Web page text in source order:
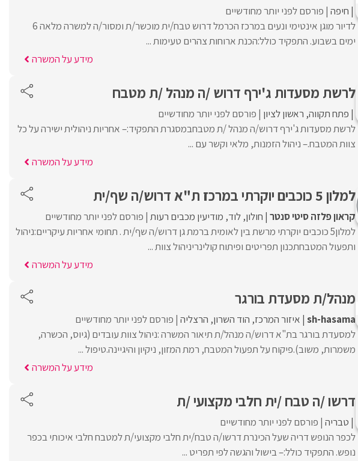
חיפה פורסם לפני יותר מחודשיים
לדיור מוגן אינטימי ונעים במרכז הכרמל דרוש טבח/ית מוכשר/ת ומסור/ה למשרה מלאה 6
ימים בשבוע. התפקיד כולל:הכנת ארוחות צהרים טעימות ...
מידע על המשרה
לרשת מסעדות ג'ירף דרוש /ה מנהל /ת מטבח
פתח תקווה ראשון לציון פורסם לפני יותר מחודשיים
לרשת מסעדות ג'ירף דרוש/ה מנהל /ת מטבחבמסגרת התפקיד:– אחריות ניהולית ישירה על כל
צוות המטבח.– ניהול הזמנות, מלאי וקשר עם ...
מידע על המשרה
למלון 5 כוכבים יוקרתי במרכז ת"א דרוש/ה שף/ית
קראון פלזה סיטי סנטר חולון לוד מודיעין מכבים רעות פורסם לפני יותר מחודשיים
למלון5 כוכבים יוקרתי מרשת בין לאומית ברמת גן דרוש/ה שף/ית . תחומי אחריות עיקריים:ניהול
ותפעול המטבחתכנון תפריטים ופיתוח קולינריניהול צוות ...
מידע על המשרה
מנהל/ת מסעדת בורגר
sh-hasama איזור המרכז הוד השרון הרצליה פורסם לפני יותר מחודשיים
למסעדת בורגר בת"א דרוש/ה מנהל/ת תיאור המשרה :ניהול צוות עובדים (גיוס, הכשרה,
משמרות, משוב).פיקוח על תפעול המטבח, רמת המזון, ניקיון והיגיינה.טיפול ...
מידע על המשרה
דרשו /ה טבח /ית חלבי מקצועי /ת
טבריה פורסם לפני יותר מחודשיים
לכפר הנופש דריה שעל הכינרת דרשו/ה טבח/ית חלבי מקצועי/ת למטבח חלבי איכותי בכפר
נופש. התפקיד כולל:– בישול והגשה לפי תפריט ...